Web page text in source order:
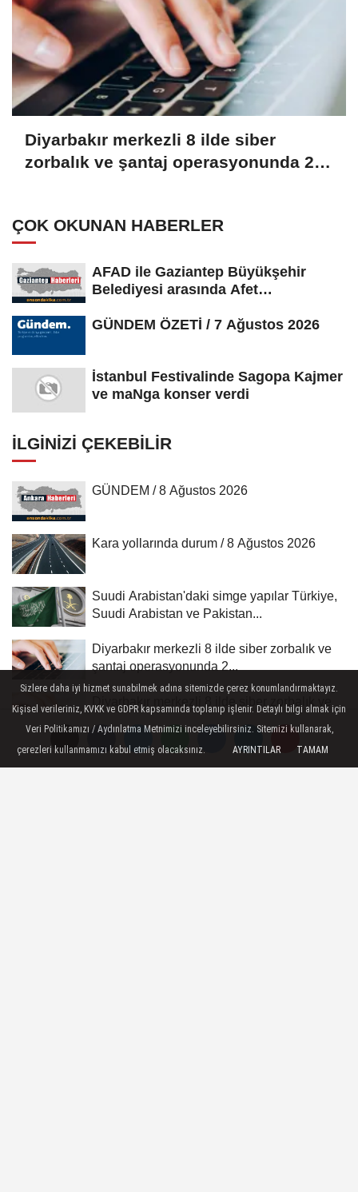
Diyarbakır merkezli 8 ilde siber
zorbalık ve şantaj operasyonunda 2
ÇOK OKUNAN HABERLER
AFAD ile Gaziantep Büyükşehir
Belediyesi arasında Afet
GÜNDEM ÖZETİ / 7 Ağustos 2026
İstanbul Festivalinde Sagopa Kajmer
ve maNga konser verdi
İLGINIZI ÇEKEBILIR
GÜNDEM / 8 Ağustos 2026
Kara yollarında durum / 8 Ağustos 2026
Suudi Arabistan'daki simge yapılar Türkiye,
Suudi Arabistan ve Pakistan...
Diyarbakır merkezli 8 ilde siber zorbalık ve
şantaj operasyonunda 2...
Diyarbakır merkezli 8 ilde siber zorbalık ve
şantaj operasyonunda 2...
Sizlere daha iyi hizmet sunabilmek adına sitemizde çerez konumlandırmaktayız.
Kişisel verileriniz, KVKK ve GDPR kapsamında toplanıp işlenir. Detaylı bilgi almak için
Veri Politikamızı / Aydınlatma Metnimizi inceleyebilirsiniz. Sitemizi kullanarak,
çerezleri kullanmamızı kabul etmiş olacaksınız.
AYRINTILAR TAMAM